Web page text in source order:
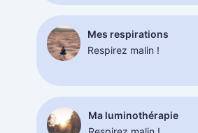
Mes respirations
Respirez malin !
Ma luminothérapie